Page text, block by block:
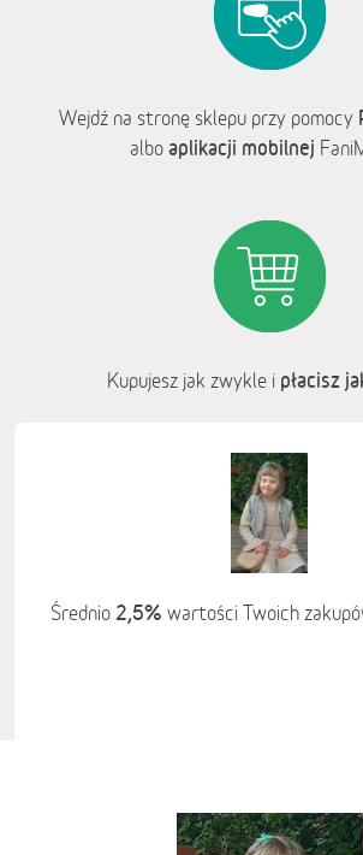
Wejdź na stronę sklepu przy pomocy
albo aplikacji mobilnej
Kupujesz jak zwykle i płacisz
Średnio 2,5% wartości Twoich